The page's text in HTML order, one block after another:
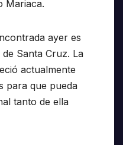
Mariaca.
ayer es
Santa Cruz. La
actualmente
para que pueda
tanto de ella